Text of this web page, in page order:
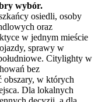
wybór.
osiedli, osoby
oraz
w jednym mieście
sprawy w
Citylighty w
bez
obszary, w których
Dla lokalnych